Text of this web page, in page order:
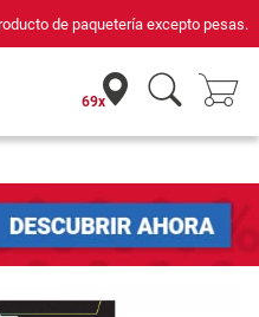
de paquetería excepto pesas.
69x